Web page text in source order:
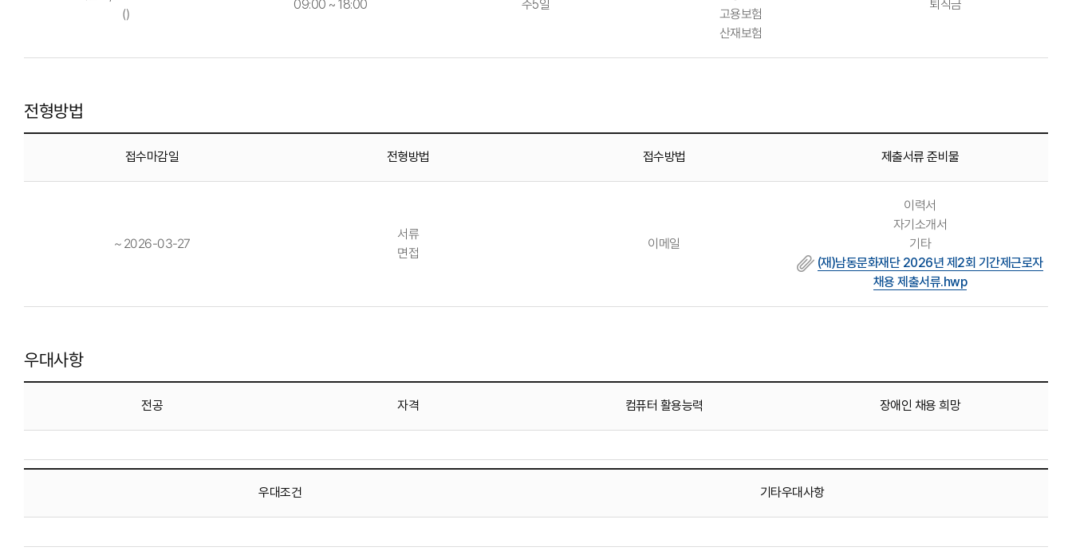
()
09:00 ~ 18:00 주5일
고용보험
산재보험
퇴직금
전형방법
접수마감일 전형방법 접수방법 제출서류 준비물
~ 2026-03-27
서류
면접
이메일
이력서
자기소개서
기타
(재)남동문화재단 2026년 제2회 기간제근로자
채용 제출서류.hwp
우대사항
전공 자격 컴퓨터 활용능력 장애인 채용 희망
우대조건 기타우대사항